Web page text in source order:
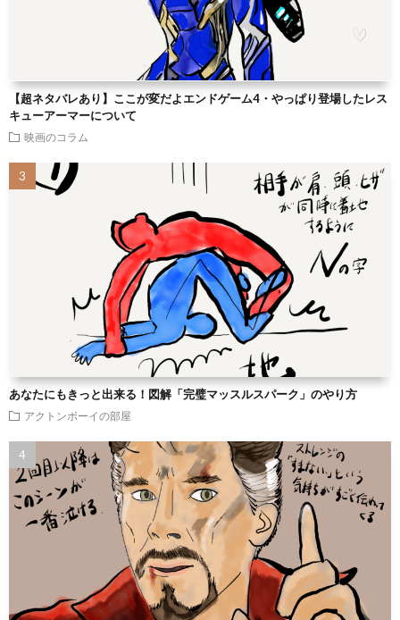
【超ネタバレあり】ここが変だよエンドゲーム4・やっぱり登場したレス
キューアーマーについて
映画のコラム
あなたにもきっと出来る！図解「完璧マッスルスパーク」のやり方
アクトンボーイの部屋